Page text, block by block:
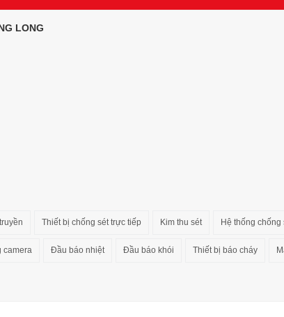
LONG
Thiết bị chống sét trực tiếp Kim thu sét Hệ thống chống
camera Đầu báo nhiệt Đầu báo khói Thiết bị báo cháy